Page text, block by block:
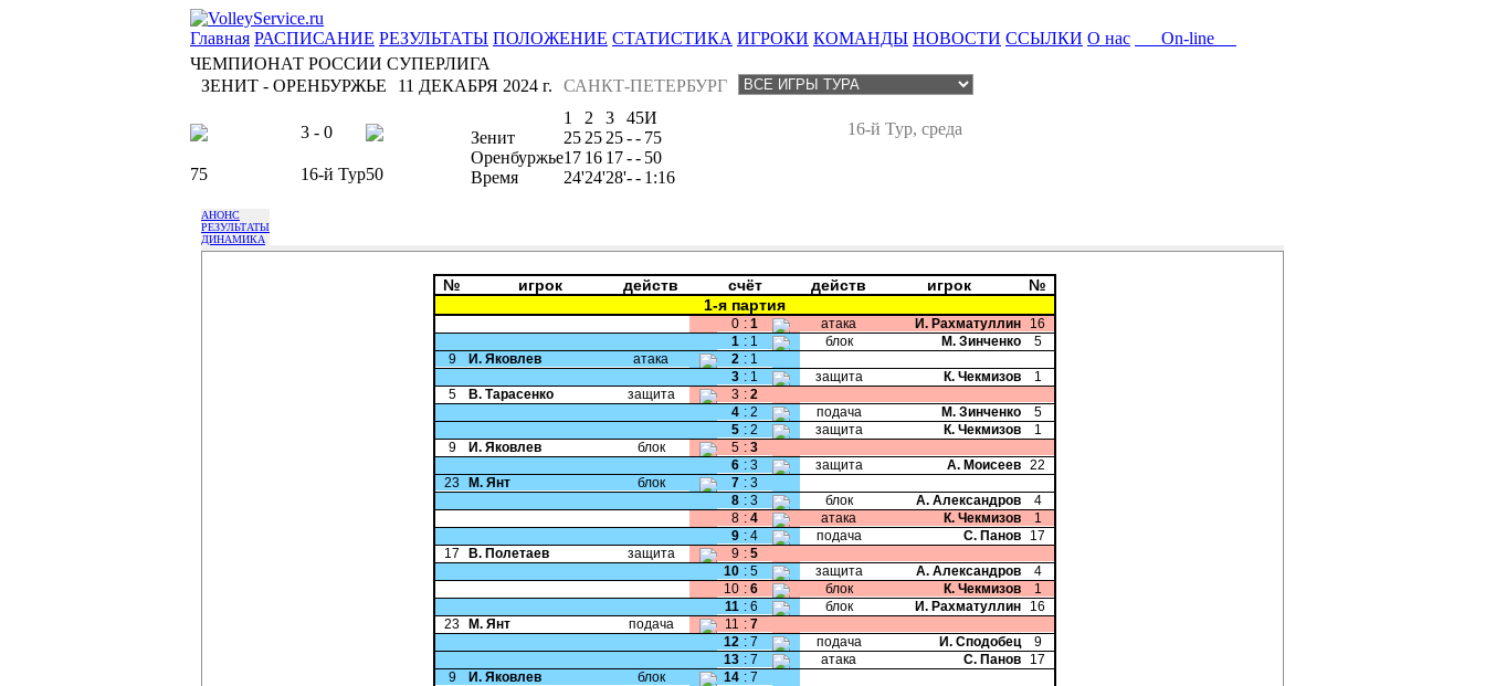
Главная РАСПИСАНИЕ РЕЗУЛЬТАТЫ ПОЛОЖЕНИЕ СТАТИСТИКА ИГРОКИ КОМАНДЫ НОВОСТИ ССЫЛКИ О нас
On-line
ЧЕМПИОНАТ РОССИИ СУПЕРЛИГА
ЗЕНИТ - ОРЕНБУРЖЬЕ
САНКТ-ПЕТЕРБУРГ
11 ДЕКАБРЯ 2024 г.
3 - 0
75 16-й Тур50
16-й Тур, среда
1 2 3 45И
Зенит
25 25 25-- 75
Оренбуржье17 16 17-- 50
Время
24'24'28'-- 1:16
АНОНС
РЕЗУЛЬТАТЫ
ДИНАМИКА
№ игрок действ счёт действ игрок
№
1-я партия
0 : 1 атака И. Рахматуллин
16
1 : 1 блок М. Зинченко
5
9
И. Яковлев атака 2 : 1
3 : 1 защита К. Чекмизов
1
5
В. Тарасенко защита 3 : 2
4 : 2 подача М. Зинченко
5
5 : 2 защита К. Чекмизов
1
9
И. Яковлев блок 5 : 3
6 : 3 защита А. Моисеев 22
23
М. Янт блок 7 : 3
8 : 3 блок А. Александров
4
8 : 4 атака К. Чекмизов
1
9 : 4 подача С. Панов
17
17
В. Полетаев защита 9 : 5
10 : 5 защита А. Александров
4
10 : 6 блок К. Чекмизов
1
11 : 6 блок И. Рахматуллин
16
23
М. Янт подача 11 : 7
12 : 7 подача И. Сподобец
9
13 : 7 атака С. Панов
17
9
И. Яковлев блок 14 : 7